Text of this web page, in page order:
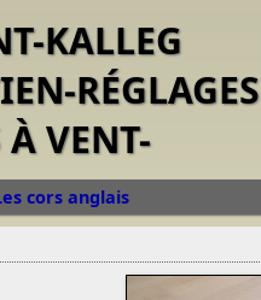
KALLEG
RÉGLAGES
VENT-
cors anglais